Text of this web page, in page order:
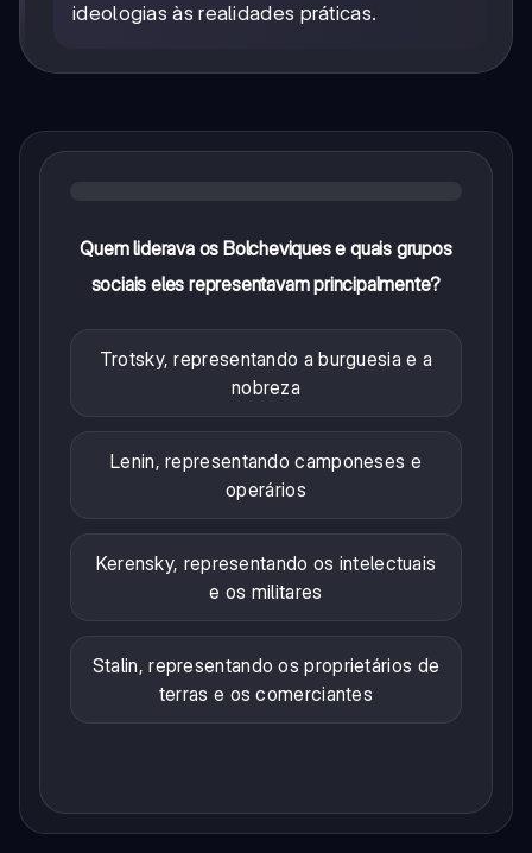
ideologias às realidades práticas.
Quem liderava os Bolcheviques e quais grupos
sociais eles representavam principalmente?
Trotsky, representando a burguesia e a
nobreza
Lenin, representando camponeses e
operários
Kerensky, representando os intelectuais
e os militares
Stalin, representando os proprietários de
terras e os comerciantes